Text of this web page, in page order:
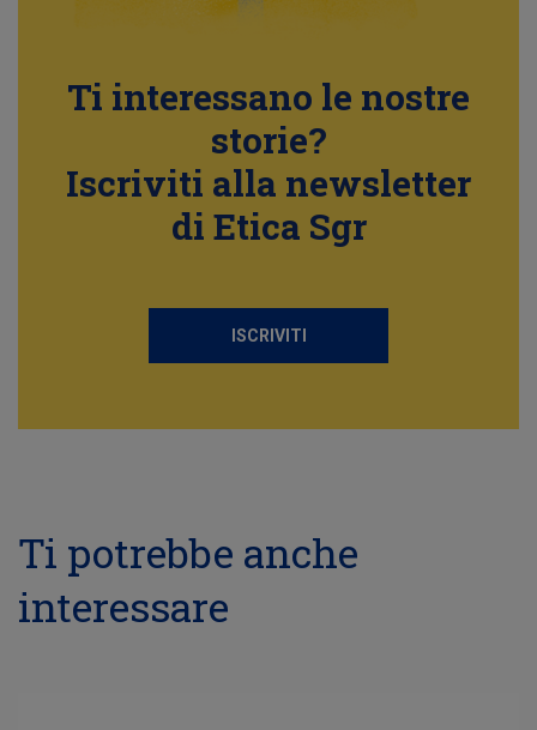
Ti interessano le nostre
storie?
Iscriviti alla newsletter
di Etica Sgr
ISCRIVITI
Ti potrebbe anche
interessare